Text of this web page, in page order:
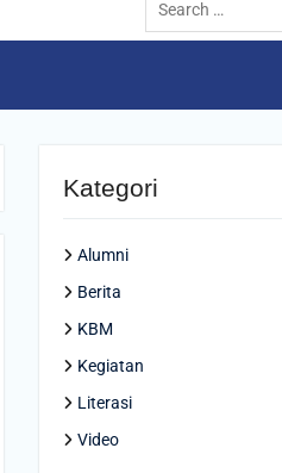
for:
Kategori
Alumni
Berita
KBM
Kegiatan
Literasi
Video